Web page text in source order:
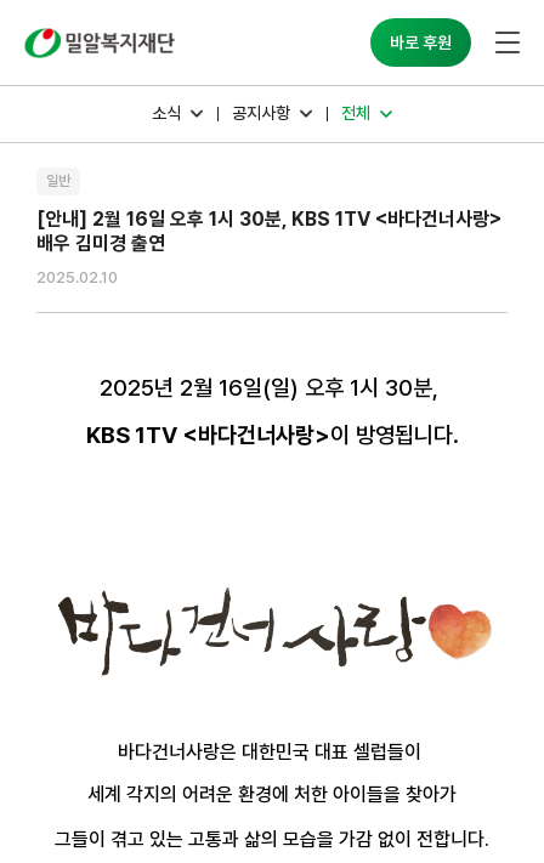
바로 후원
소식 공지사항 전체
일반
[안내] 2월 16일 오후 1시 30분, KBS 1TV <바다건너사랑>
배우 김미경 출연
2025.02.10
2025년 2월 16일(일) 오후 1시 30분,
KBS 1TV<바다건너사랑>이 방영됩니다.
바다건너사랑은 대한민국 대표 셀럽들이
세계 각지의 어려운 환경에 처한 아이들을 찾아가
그들이 겪고 있는 고통과 삶의 모습을 가감 없이 전합니다.